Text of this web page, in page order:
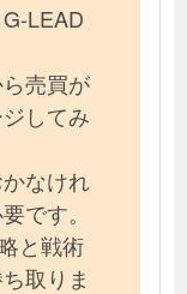
LEAD
売買が
してみ
なけれ
です。
と戦術
取りま